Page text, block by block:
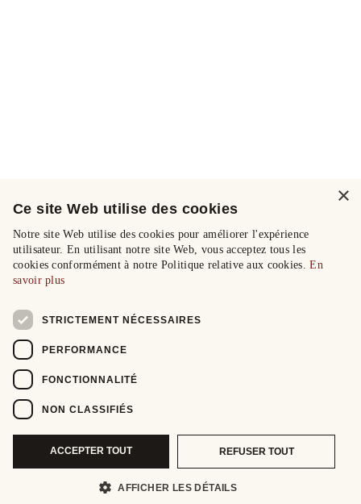
×
Ce site Web utilise des cookies
Notre site Web utilise des cookies pour améliorer l'expérience
utilisateur. En utilisant notre site Web, vous acceptez tous les
cookies conformément à notre Politique relative aux cookies.En
savoir plus
STRICTEMENT NÉCESSAIRES
PERFORMANCE
FONCTIONNALITÉ
NON CLASSIFIÉS
ACCEPTER TOUT REFUSER TOUT
AFFICHER LES DÉTAILS